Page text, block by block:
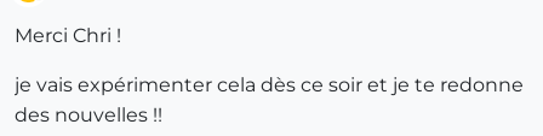
Merci Chri !
je vais expérimenter cela dès ce soir et je te redonne
des nouvelles !!